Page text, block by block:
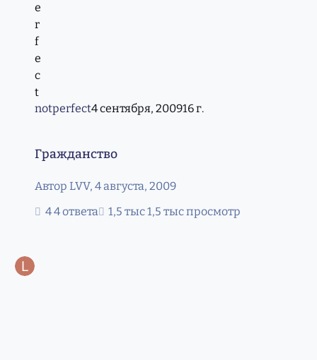
notperfect4 сентября, 200916 г.
Гражданство
Автор LVV, 4 августа, 2009
4 ответа
1,5 тыс просмотр